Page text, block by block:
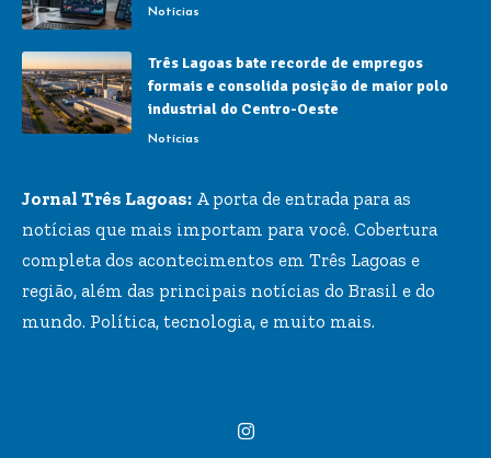
Notícias
Três Lagoas bate recorde de empregos
formais e consolida posição de maior polo
industrial do Centro-Oeste
Notícias
Jornal Três Lagoas: A porta de entrada para as
notícias que mais importam para você. Cobertura
completa dos acontecimentos em Três Lagoas e
região, além das principais notícias do Brasil e do
mundo. Política, tecnologia, e muito mais.